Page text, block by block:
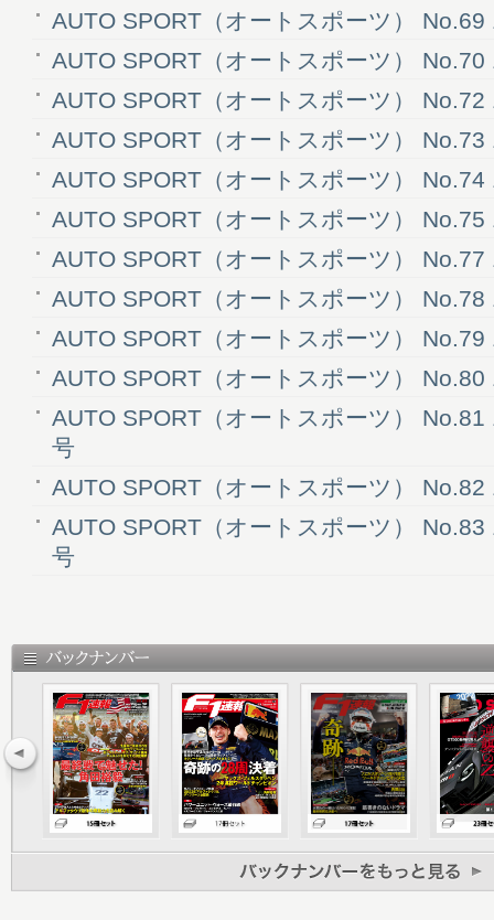
が変更されている可能性があります。あ
AUTO SPORT（オートスポーツ） No.69
AUTO SPORT（オートスポーツ） No.70
AUTO SPORT（オートスポーツ） No.72
AUTO SPORT（オートスポーツ） No.73
AUTO SPORT（オートスポーツ） No.74
AUTO SPORT（オートスポーツ） No.75
AUTO SPORT（オートスポーツ） No.77
AUTO SPORT（オートスポーツ） No.78
AUTO SPORT（オートスポーツ） No.79
AUTO SPORT（オートスポーツ） No.80
AUTO SPORT（オートスポーツ）
号
AUTO SPORT（オートスポーツ） No.82
AUTO SPORT（オートスポーツ）
号